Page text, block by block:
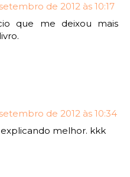
de 2012 às 10:17
que me deixou mais
de 2012 às 10:34
melhor. kkk